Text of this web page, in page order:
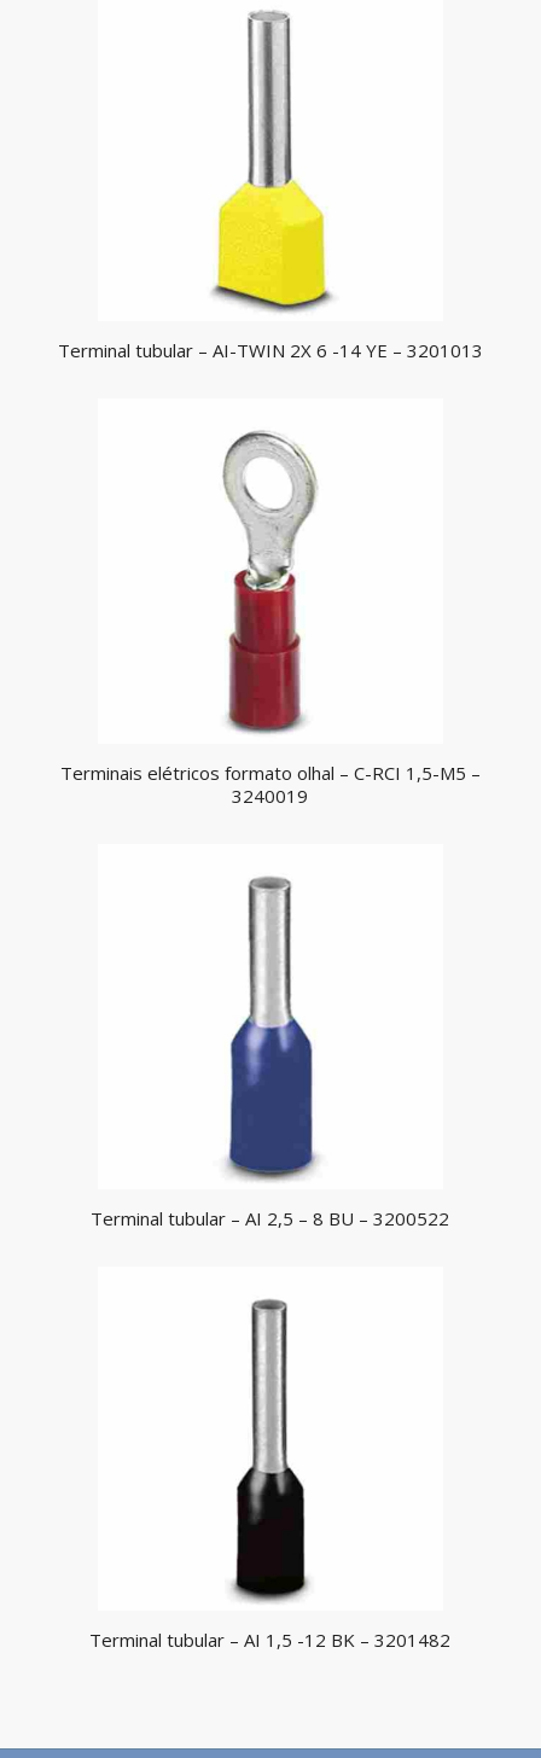
Terminal tubular – AI-TWIN 2X 6 -14 YE – 3201013
Terminais elétricos formato olhal – C-RCI 1,5-M5 –
3240019
Terminal tubular – AI 2,5 – 8 BU – 3200522
Terminal tubular – AI 1,5 -12 BK – 3201482